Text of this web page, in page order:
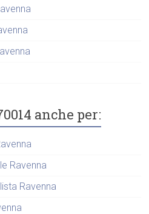
anche per:
Ravenna
Ravenna